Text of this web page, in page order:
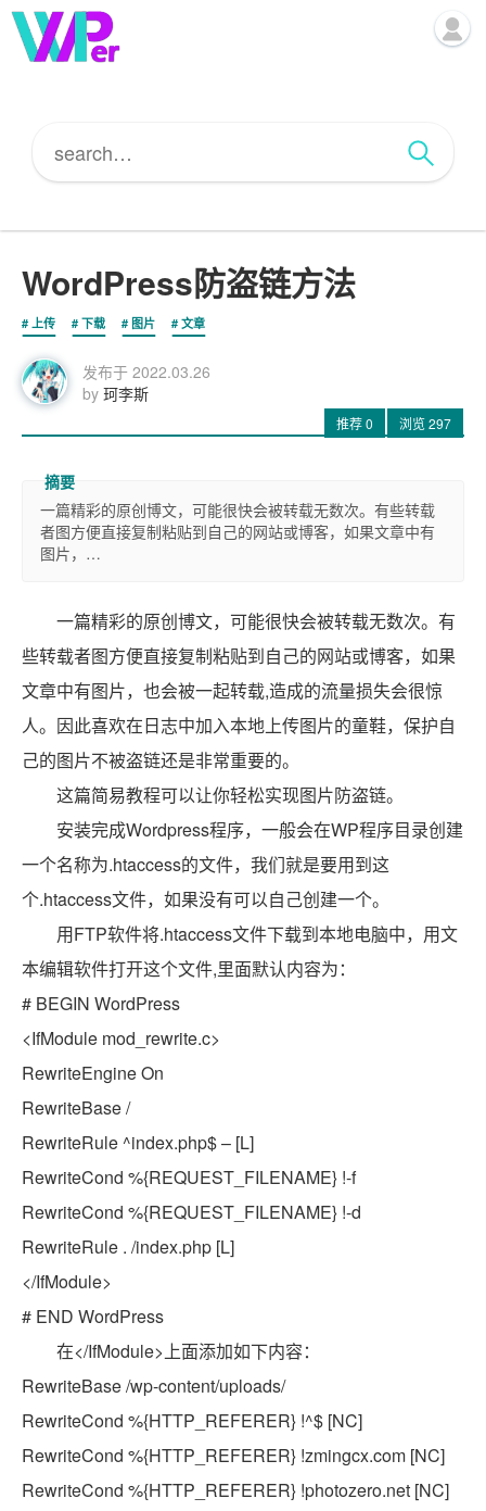
WordPress防盗链方法
上传 下载 图片 文章
发布于 2022.03.26
by 珂李斯
推荐0 浏览297
一篇精彩的原创博文，可能很快会被转载无数次。有些转载
者图方便直接复制粘贴到自己的网站或博客，如果文章中有
图片，…
一篇精彩的原创博文，可能很快会被转载无数次。有
些转载者图方便直接复制粘贴到自己的网站或博客，如果
文章中有图片，也会被一起转载,造成的流量损失会很惊
人。因此喜欢在日志中加入本地上传图片的童鞋，保护自
己的图片不被盗链还是非常重要的。
这篇简易教程可以让你轻松实现图片防盗链。
安装完成Wordpress程序，一般会在WP程序目录创建
一个名称为.htaccess的文件，我们就是要用到这
个.htaccess文件，如果没有可以自己创建一个。
用FTP软件将.htaccess文件下载到本地电脑中，用文
本编辑软件打开这个文件,里面默认内容为：
# BEGIN WordPress
<IfModule mod_rewrite.c>
RewriteEngine On
RewriteBase /
RewriteRule ^index.php$ – [L]
RewriteCond %{REQUEST_FILENAME} !-f
RewriteCond %{REQUEST_FILENAME} !-d
RewriteRule . /index.php [L]
</IfModule>
# END WordPress
在</IfModule>上面添加如下内容：
RewriteBase /wp-content/uploads/
RewriteCond %{HTTP_REFERER} !^$ [NC]
RewriteCond %{HTTP_REFERER} !zmingcx.com [NC]
RewriteCond %{HTTP_REFERER} !photozero.net [NC]